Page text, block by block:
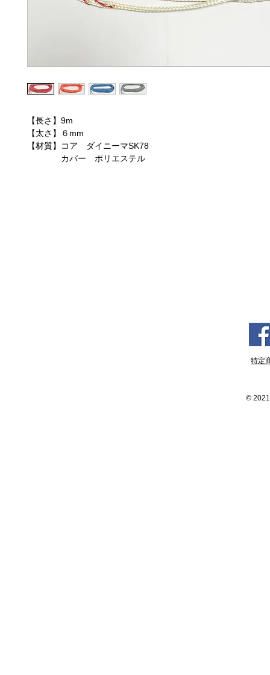
【長さ】9m
【太さ】６mm
【材質】コア ダイニーマSK78
カバー ポリエステル
特定
©